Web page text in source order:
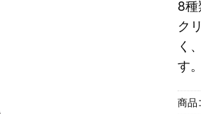
8種
ク
く
す。
商品